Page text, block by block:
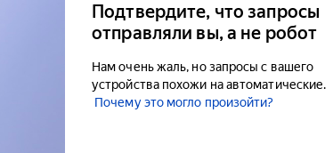
Подтвердите, что запросы
отправляли вы, а не робот
Нам очень жаль, но запросы с вашего
устройства похожи на автоматические.
Почему это могло произойти?